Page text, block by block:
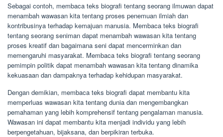
Sebagai contoh, membaca teks biografi tentang seorang ilmuwan dapat
menambah wawasan kita tentang proses penemuan ilmiah dan
kontribusinya terhadap kemajuan manusia. Membaca teks biografi
tentang seorang seniman dapat menambah wawasan kita tentang
proses kreatif dan bagaimana seni dapat mencerminkan dan
memengaruhi masyarakat. Membaca teks biografi tentang seorang
pemimpin politik dapat menambah wawasan kita tentang dinamika
kekuasaan dan dampaknya terhadap kehidupan masyarakat.
Dengan demikian, membaca teks biografi dapat membantu kita
memperluas wawasan kita tentang dunia dan mengembangkan
pemahaman yang lebih komprehensif tentang pengalaman manusia.
Wawasan ini dapat membantu kita menjadi individu yang lebih
berpengetahuan, bijaksana, dan berpikiran terbuka.